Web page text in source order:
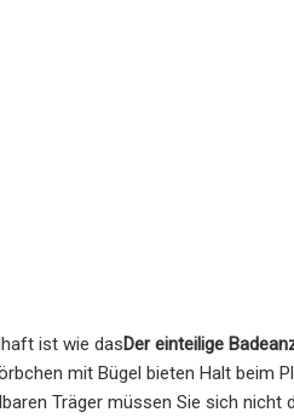
ist wie dasDer einteilige
mit Bügel bieten Halt beim
Träger müssen Sie sich nicht